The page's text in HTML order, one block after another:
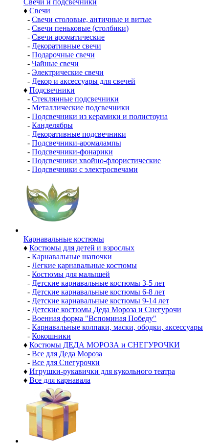
Свечи и подсвечники
♦ Свечи
- Свечи столовые, античные и витые
- Свечи пеньковые (столбики)
- Свечи ароматические
- Декоративные свечи
- Подарочные свечи
- Чайные свечи
- Электрические свечи
- Декор и аксессуары для свечей
♦ Подсвечники
- Стеклянные подсвечники
- Металлические подсвечники
- Подсвечники из керамики и полистоуна
- Канделябры
- Декоративные подсвечники
- Подсвечники-аромалампы
- Подсвечники-фонарики
- Подсвечники хвойно-флористические
- Подсвечники с электросвечами
Карнавальные костюмы
♦ Костюмы для детей и взрослых
- Карнавальные шапочки
- Легкие карнавальные костюмы
- Костюмы для малышей
- Детские карнавальные костюмы 3-5 лет
- Детские карнавальные костюмы 6-8 лет
- Детские карнавальные костюмы 9-14 лет
- Детские костюмы Деда Мороза и Снегурочи
- Военная форма "Вспоминая Победу"
- Карнавальные колпаки, маски, ободки, аксессуары
- Кокошники
♦ Костюмы ДЕДА МОРОЗА и СНЕГУРОЧКИ
- Все для Деда Мороза
- Все для Снегурочки
♦ Игрушки-рукавички для кукольного театра
♦ Все для карнавала